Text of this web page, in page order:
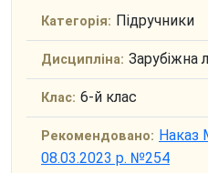
Категорія: Підручники
Дисципліна: Зарубіжна
Клас: 6-й клас
Рекомендовано: Наказ
08.03.2023 р. №254